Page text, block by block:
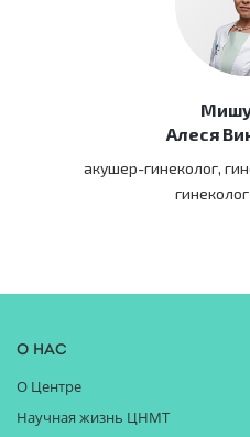
Алеся
акушер-гинеколог,
О нас
О Центре
Научная жизнь ЦНМТ